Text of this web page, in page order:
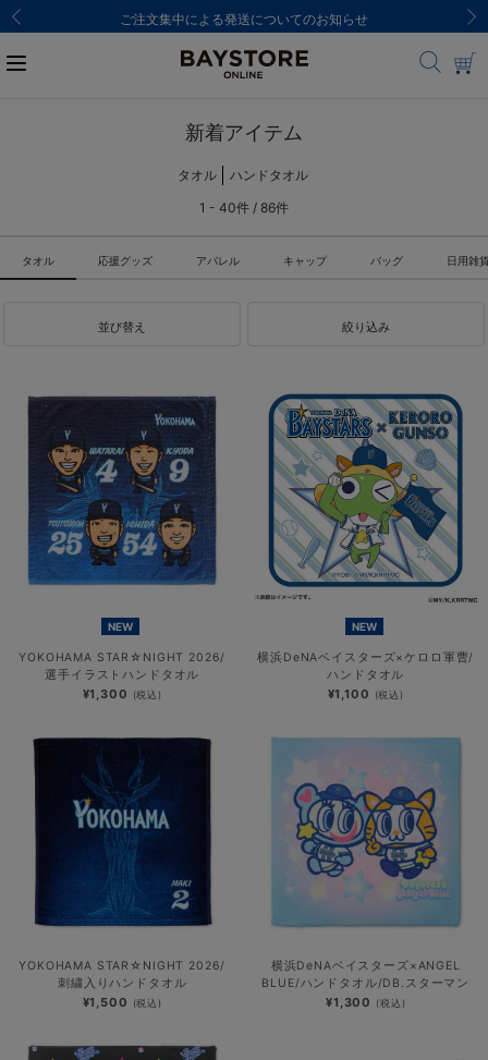
ご注文集中による発送についてのお知らせ
新着アイテム
タオル
ハンドタオル
1 - 40件 / 86件
タオル 応援グッズ アパレル キャップ バッグ 日用雑
並び替え 絞り込み
NEW
YOKOHAMA STAR☆NIGHT 2026/
選手イラストハンドタオル
¥1,300 (税込)
NEW
横浜DeNAベイスターズ×ケロロ軍曹/
ハンドタオル
¥1,100 (税込)
YOKOHAMA STAR☆NIGHT 2026/
刺繍入りハンドタオル
¥1,500 (税込)
横浜DeNAベイスターズ×ANGEL
BLUE/ハンドタオル/DB.スターマン
¥1,300 (税込)